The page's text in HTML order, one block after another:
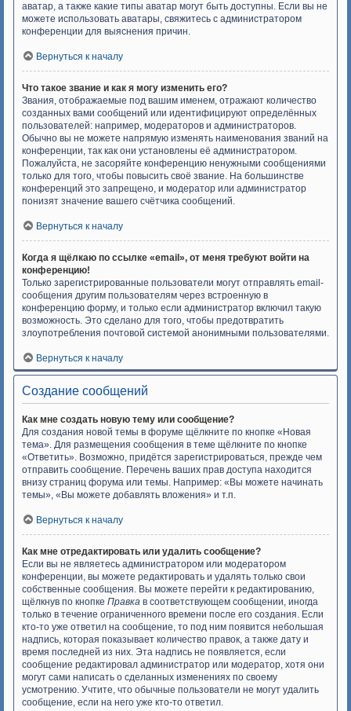
аватар, а также какие типы аватар могут быть доступны. Если вы не
можете использовать аватары, свяжитесь с администратором
конференции для выяснения причин.
Вернуться к началу
Что такое звание и как я могу изменить его?
Звания, отображаемые под вашим именем, отражают количество
созданных вами сообщений или идентифицируют определённых
пользователей: например, модераторов и администраторов.
Обычно вы не можете напрямую изменять наименования званий на
конференции, так как они установлены её администратором.
Пожалуйста, не засоряйте конференцию ненужными сообщениями
только для того, чтобы повысить своё звание. На большинстве
конференций это запрещено, и модератор или администратор
понизят значение вашего счётчика сообщений.
Вернуться к началу
Когда я щёлкаю по ссылке «email», от меня требуют войти на
конференцию!
Только зарегистрированные пользователи могут отправлять email-
сообщения другим пользователям через встроенную в
конференцию форму, и только если администратор включил такую
возможность. Это сделано для того, чтобы предотвратить
злоупотребления почтовой системой анонимными пользователями.
Вернуться к началу
Создание сообщений
Как мне создать новую тему или сообщение?
Для создания новой темы в форуме щёлкните по кнопке «Новая
тема». Для размещения сообщения в теме щёлкните по кнопке
«Ответить». Возможно, придётся зарегистрироваться, прежде чем
отправить сообщение. Перечень ваших прав доступа находится
внизу страниц форума или темы. Например: «Вы можете начинать
темы», «Вы можете добавлять вложения» и т.п.
Вернуться к началу
Как мне отредактировать или удалить сообщение?
Если вы не являетесь администратором или модератором
конференции, вы можете редактировать и удалять только свои
собственные сообщения. Вы можете перейти к редактированию,
щёлкнув по кнопке Правка в соответствующем сообщении, иногда
только в течение ограниченного времени после его создания. Если
кто-то уже ответил на сообщение, то под ним появится небольшая
надпись, которая показывает количество правок, а также дату и
время последней из них. Эта надпись не появляется, если
сообщение редактировал администратор или модератор, хотя они
могут сами написать о сделанных изменениях по своему
усмотрению. Учтите, что обычные пользователи не могут удалить
сообщение, если на него уже кто-то ответил.